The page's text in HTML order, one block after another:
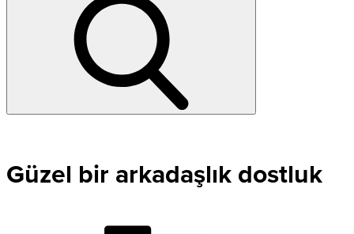
Güzel bir arkadaşlık dostluk